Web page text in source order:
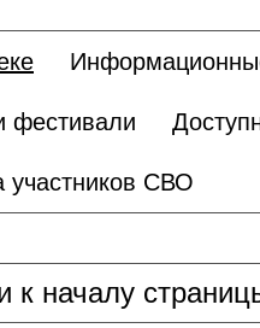
фестивали
участников СВО
к началу